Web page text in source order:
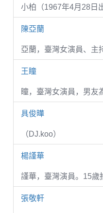
小柏（1967年4月28日
陳亞蘭
亞蘭，臺灣女演員、主
王瞳
瞳，臺灣女演員，男友
具俊曄
（DJ.koo）
楊謹華
謹華，臺灣演員。15歲
張敬軒